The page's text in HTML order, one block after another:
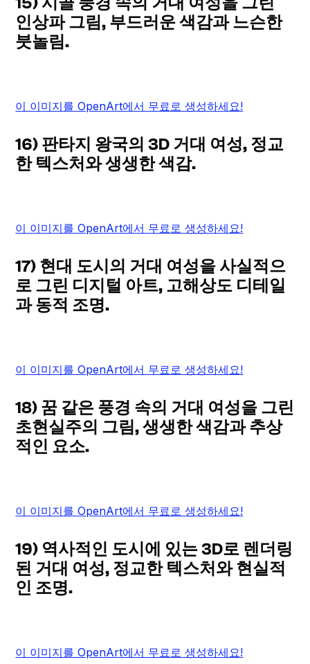
인상파 그림, 부드러운 색감과 느슨한
붓놀림.
이 이미지를 OpenArt에서 무료로 생성하세요!
16) 판타지 왕국의 3D 거대 여성, 정교
한 텍스처와 생생한 색감.
이 이미지를 OpenArt에서 무료로 생성하세요!
17) 현대 도시의 거대 여성을 사실적으
로 그린 디지털 아트, 고해상도 디테일
과 동적 조명.
이 이미지를 OpenArt에서 무료로 생성하세요!
18) 꿈 같은 풍경 속의 거대 여성을 그린
초현실주의 그림, 생생한 색감과 추상
적인 요소.
이 이미지를 OpenArt에서 무료로 생성하세요!
19) 역사적인 도시에 있는 3D로 렌더링
된 거대 여성, 정교한 텍스처와 현실적
인 조명.
이 이미지를 OpenArt에서 무료로 생성하세요!